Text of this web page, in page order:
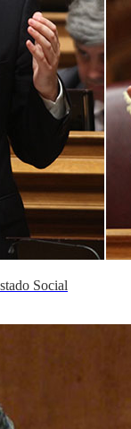
Social